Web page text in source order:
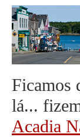
Ficamos
lá...
Acadia